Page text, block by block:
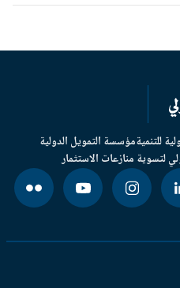
مؤسسة التمويل الدولية
منازعات الاستثمار